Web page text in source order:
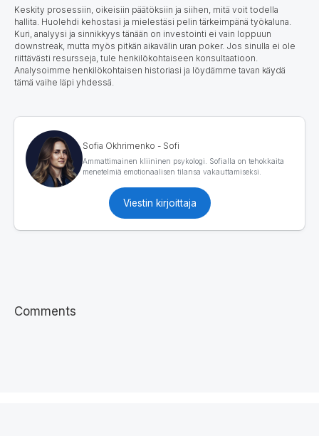
Keskity prosessiin, oikeisiin päätöksiin ja siihen, mitä voit todella
hallita. Huolehdi kehostasi ja mielestäsi pelin tärkeimpänä työkaluna.
Kuri, analyysi ja sinnikkyys tänään on investointi ei vain loppuun
downstreak, mutta myös pitkän aikavälin uran poker. Jos sinulla ei ole
riittävästi resursseja, tule henkilökohtaiseen konsultaatioon.
Analysoimme henkilökohtaisen historiasi ja löydämme tavan käydä
tämä vaihe läpi yhdessä.
Sofia Okhrimenko - Sofi
Ammattimainen kliininen psykologi. Sofialla on tehokkaita
menetelmiä emotionaalisen tilansa vakauttamiseksi.
Viestin kirjoittaja
Comments